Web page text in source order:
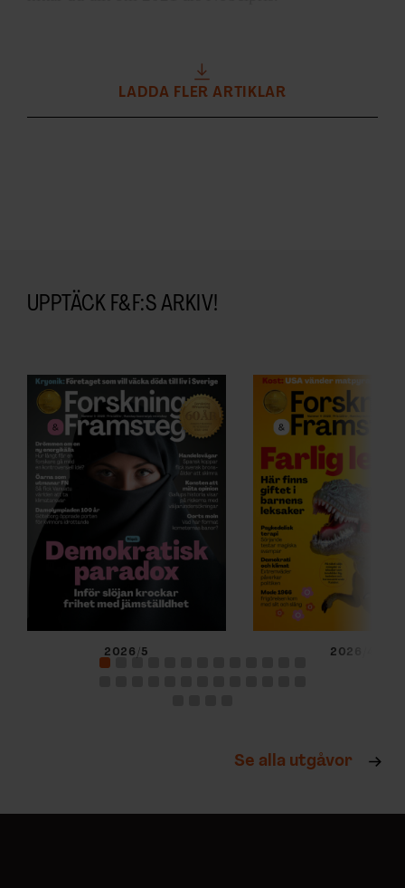
LADDA FLER ARTIKLAR
UPPTÄCK F&F:S ARKIV!
2026/5 2026/4
Se alla utgåvor